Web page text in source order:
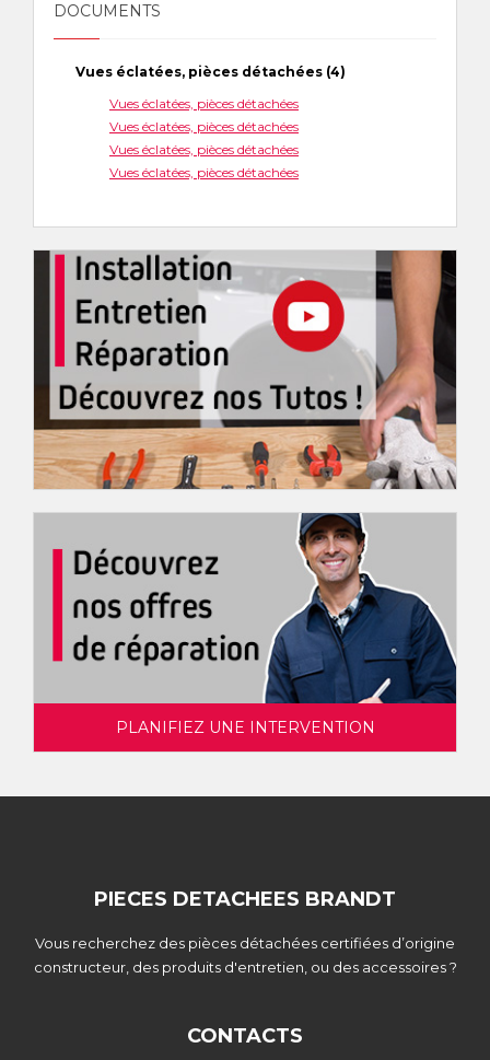
DOCUMENTS
Vues éclatées, pièces détachées (4)
Vues éclatées, pièces détachées
Vues éclatées, pièces détachées
Vues éclatées, pièces détachées
Vues éclatées, pièces détachées
PLANIFIEZ UNE INTERVENTION
PIECES DETACHEES BRANDT
Vous recherchez des pièces détachées certifiées d’origine
constructeur, des produits d'entretien, ou des accessoires ?
CONTACTS